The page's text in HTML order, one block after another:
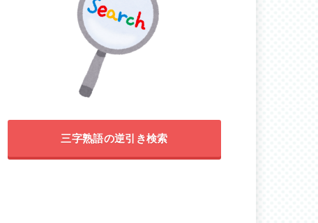
三字熟語の逆引き検索